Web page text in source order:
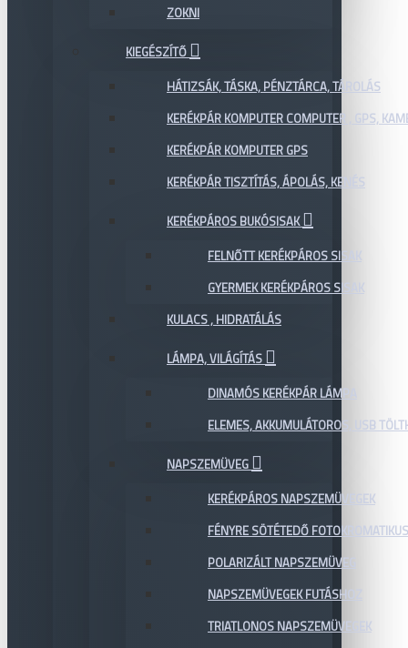
ZOKNI
KIEGÉSZÍTŐ
HÁTIZSÁK, TÁSKA, PÉNZTÁRCA, TÁROLÁS
KERÉKPÁR KOMPUTER COMPUTER , GPS,
KERÉKPÁR KOMPUTER GPS
KERÉKPÁR TISZTÍTÁS, ÁPOLÁS, KENÉS
KERÉKPÁROS BUKÓSISAK
FELNŐTT KERÉKPÁROS SISAK
GYERMEK KERÉKPÁROS SISAK
KULACS , HIDRATÁLÁS
LÁMPA, VILÁGÍTÁS
DINAMÓS KERÉKPÁR LÁMPA
ELEMES, AKKUMULÁTOROS, USB
NAPSZEMÜVEG
KERÉKPÁROS NAPSZEMÜVEGEK
FÉNYRE SÖTÉTEDŐ
POLARIZÁLT NAPSZEMÜVEG
NAPSZEMÜVEGEK FUTÁSHOZ
TRIATLONOS NAPSZEMÜVEGEK